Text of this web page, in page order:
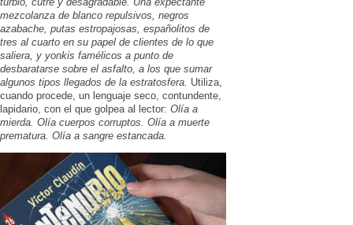
mezcolanza de blanco repulsivos, negros
azabache, putas estropajosas, españolitos de
tres al cuarto en su papel de clientes de lo que
saliera, y yonkis famélicos a punto de
desbaratarse sobre el asfalto, a los que sumar
algunos tipos llegados de la estratosfera. Utiliza,
cuando procede, un lenguaje seco, contundente,
lapidario, con el que golpea al lector: Olía a
mierda. Olía cuerpos corruptos. Olía a muerte
prematura. Olía a sangre estancada.